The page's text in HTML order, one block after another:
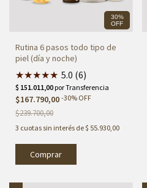
30%
OFF
Rutina 6 pasos todo tipo de
piel (día y noche)
★★★★★ 5.0 (6)
$167.790,00 -30% OFF
$239.700,00
3 cuotas sin interés de$ 55.930,00